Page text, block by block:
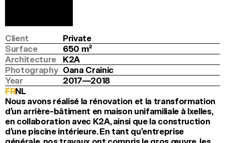
Location
Brussels
Client
Private
Surface
650 m2
Architecture
K2A
Photography Oana Crainic
Year
2017—2018
FRNL
Nous avons réalisé la rénovation et la transformation
d’un arrière-bâtiment en maison unifamiliale à Ixelles,
en collaboration avec K2A, ainsi que la construction
d’une piscine intérieure. En tant qu’entreprise